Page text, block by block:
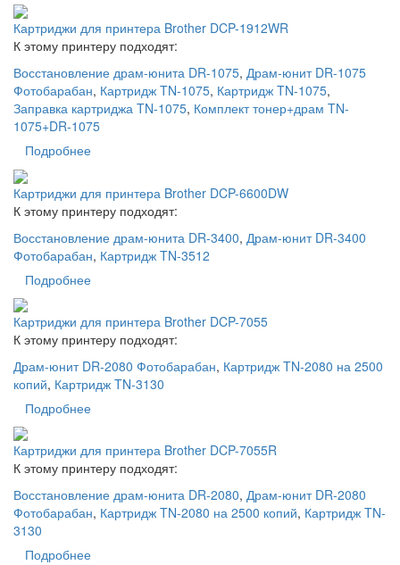
Картриджи для принтера Brother DCP-1912WR
К этому принтеру подходят:
Восстановление драм-юнита DR-1075, Драм-юнит DR-1075
Фотобарабан, Картридж TN-1075, Картридж TN-1075,
Заправка картриджа TN-1075, Комплект тонер+драм TN-
1075+DR-1075
Подробнее
Картриджи для принтера Brother DCP-6600DW
К этому принтеру подходят:
Восстановление драм-юнита DR-3400, Драм-юнит DR-3400
Фотобарабан, Картридж TN-3512
Подробнее
Картриджи для принтера Brother DCP-7055
К этому принтеру подходят:
Драм-юнит DR-2080 Фотобарабан, Картридж TN-2080 на 2500
копий, Картридж TN-3130
Подробнее
Картриджи для принтера Brother DCP-7055R
К этому принтеру подходят:
Восстановление драм-юнита DR-2080, Драм-юнит DR-2080
Фотобарабан, Картридж TN-2080 на 2500 копий, Картридж TN-
3130
Подробнее